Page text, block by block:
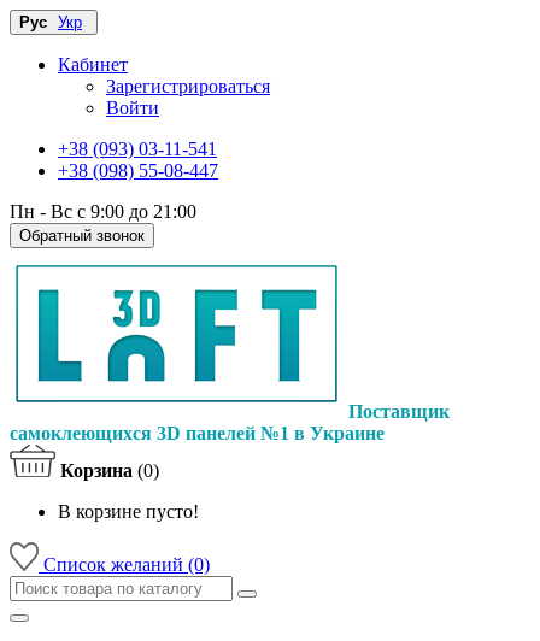
Рус Укр
Кабинет
Зарегистрироваться
Войти
+38 (093) 03-11-541
+38 (098) 55-08-447
Пн - Вс с 9:00 до 21:00
Обратный звонок
Поставщик
самоклеющихся 3D панелей №1 в Украине
Корзина (0)
В корзине пусто!
Список желаний (0)